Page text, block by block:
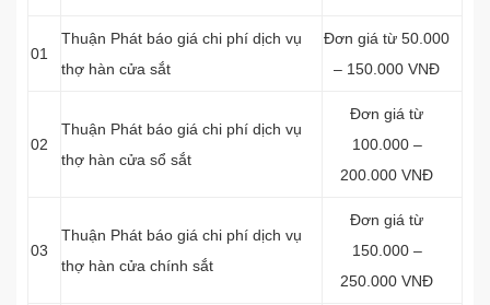
01
Thuận Phát báo giá chi phí dịch vụ
thợ hàn cửa sắt
Đơn giá từ 50.000
– 150.000 VNĐ
02
Thuận Phát báo giá chi phí dịch vụ
thợ hàn cửa sổ sắt
Đơn giá từ
100.000 –
200.000 VNĐ
03
Thuận Phát báo giá chi phí dịch vụ
thợ hàn cửa chính sắt
Đơn giá từ
150.000 –
250.000 VNĐ